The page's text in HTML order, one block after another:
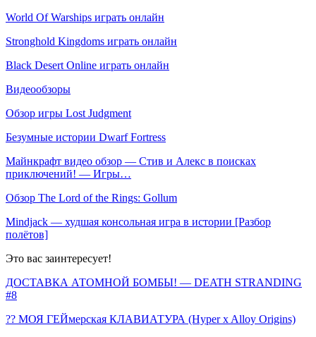
World Of Warships играть онлайн
Stronghold Kingdoms играть онлайн
Black Desert Online играть онлайн
Видеообзоры
Обзор игры Lost Judgment
Безумные истории Dwarf Fortress
Майнкрафт видео обзор — Стив и Алекс в поисках
приключений! — Игры…
Обзор The Lord of the Rings: Gollum
Mindjack — худшая консольная игра в истории [Разбор
полётов]
Это вас заинтересует!
ДОСТАВКА АТОМНОЙ БОМБЫ! — DEATH STRANDING
#8
?️‍? МОЯ ГЕЙмерская КЛАВИАТУРА (Hyper x Alloy Origins)